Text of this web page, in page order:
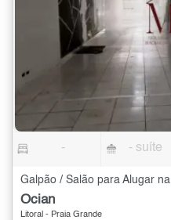
- - suíte
Galpão / Salão para Alugar
Ocian
Litoral - Praia Grande